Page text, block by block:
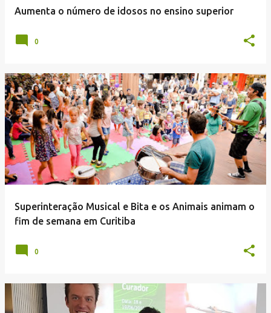
Aumenta o número de idosos no ensino superior
0
Superinteração Musical e Bita e os Animais animam o
fim de semana em Curitiba
0